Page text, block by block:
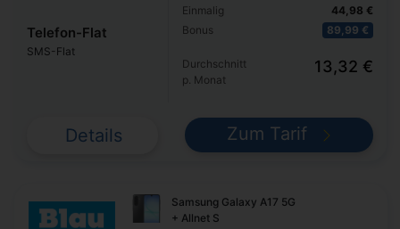
Telefon-Flat
SMS-Flat
Einmalig
Bonus
44,98 €
89,99 €
Durchschnitt
p. Monat
13,32 €
Details Zum Tarif
Samsung Galaxy A17 5G
+ Allnet S